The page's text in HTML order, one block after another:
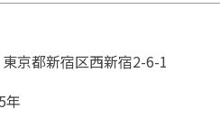
都新宿区西新宿2-6-1